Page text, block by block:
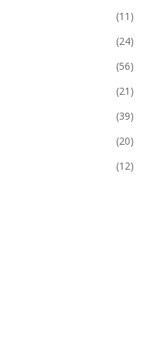
(11)
(24)
(56)
(21)
(39)
(20)
(12)